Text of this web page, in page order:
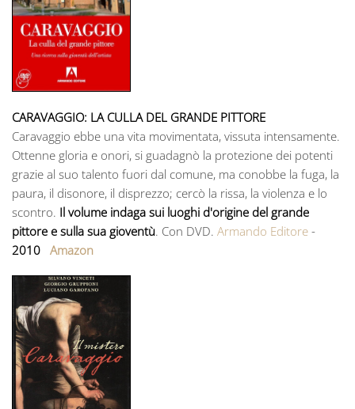
CARAVAGGIO: LA CULLA DEL GRANDE PITTORE
Caravaggio ebbe una vita movimentata, vissuta intensamente.
Ottenne gloria e onori, si guadagnò la protezione dei potenti
grazie al suo talento fuori dal comune, ma conobbe la fuga, la
paura, il disonore, il disprezzo; cercò la rissa, la violenza e lo
scontro. Il volume indaga sui luoghi d'origine del grande
pittore e sulla sua gioventù. Con DVD. Armando Editore -
2010 Amazon